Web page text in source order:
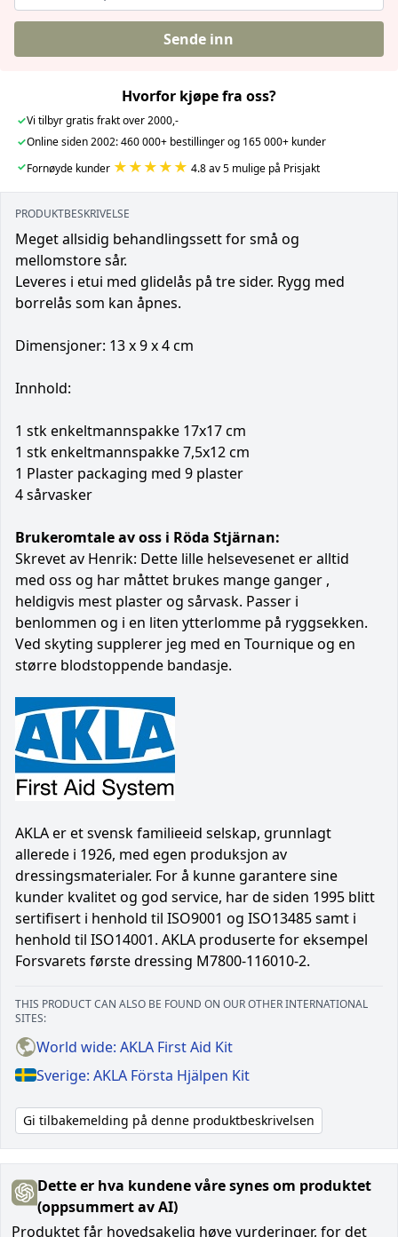
Sende inn
Hvorfor kjøpe fra oss?
✓Vi tilbyr gratis frakt over 2000,-
✓Online siden 2002: 460 000+ bestillinger og 165 000+ kunder
✓Fornøyde kunder ★★★★★ 4.8 av 5 mulige på Prisjakt
PRODUKTBESKRIVELSE
Meget allsidig behandlingssett for små og
mellomstore sår.
Leveres i etui med glidelås på tre sider. Rygg med
borrelås som kan åpnes.
Dimensjoner: 13 x 9 x 4 cm
Innhold:
1 stk enkeltmannspakke 17x17 cm
1 stk enkeltmannspakke 7,5x12 cm
1 Plaster packaging med 9 plaster
4 sårvasker
Brukeromtale av oss i Röda Stjärnan:
Skrevet av Henrik: Dette lille helsevesenet er alltid
med oss og har måttet brukes mange ganger ,
heldigvis mest plaster og sårvask. Passer i
benlommen og i en liten ytterlomme på ryggsekken.
Ved skyting supplerer jeg med en Tournique og en
større blodstoppende bandasje.
AKLA er et svensk familieeid selskap, grunnlagt
allerede i 1926, med egen produksjon av
dressingsmaterialer. For å kunne garantere sine
kunder kvalitet og god service, har de siden 1995 blitt
sertifisert i henhold til ISO9001 og ISO13485 samt i
henhold til ISO14001. AKLA produserte for eksempel
Forsvarets første dressing M7800-116010-2.
THIS PRODUCT CAN ALSO BE FOUND ON OUR OTHER INTERNATIONAL
SITES:
World wide: AKLA First Aid Kit
Sverige: AKLA Första Hjälpen Kit
Gi tilbakemelding på denne produktbeskrivelsen
Dette er hva kundene våre synes om produktet
(oppsummert av AI)
Produktet får hovedsakelig høye vurderinger, for det